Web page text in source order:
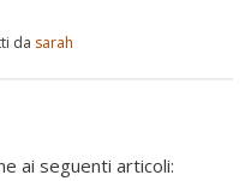
da sarah
ai seguenti articoli: